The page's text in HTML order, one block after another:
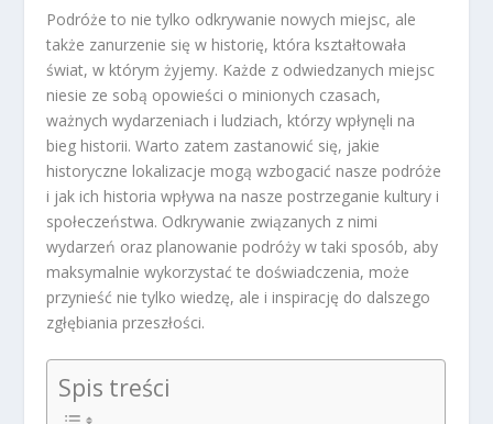
Podróże to nie tylko odkrywanie nowych miejsc, ale
także zanurzenie się w historię, która kształtowała
świat, w którym żyjemy. Każde z odwiedzanych miejsc
niesie ze sobą opowieści o minionych czasach,
ważnych wydarzeniach i ludziach, którzy wpłynęli na
bieg historii. Warto zatem zastanowić się, jakie
historyczne lokalizacje mogą wzbogacić nasze podróże
i jak ich historia wpływa na nasze postrzeganie kultury i
społeczeństwa. Odkrywanie związanych z nimi
wydarzeń oraz planowanie podróży w taki sposób, aby
maksymalnie wykorzystać te doświadczenia, może
przynieść nie tylko wiedzę, ale i inspirację do dalszego
zgłębiania przeszłości.
Spis treści